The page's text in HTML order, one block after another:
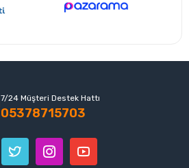
7/24 Müşteri Destek Hattı
05378715703